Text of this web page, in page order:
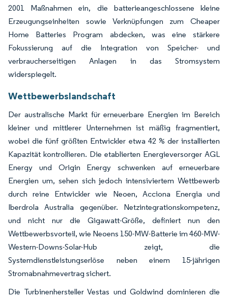
2001 Maßnahmen ein, die batterieangeschlossene kleine
Erzeugungseinheiten sowie Verknüpfungen zum Cheaper
Home Batteries Program abdecken, was eine stärkere
Fokussierung auf die Integration von Speicher- und
verbraucherseitigen Anlagen in das Stromsystem
widerspiegelt.
Wettbewerbslandschaft
Der australische Markt für erneuerbare Energien im Bereich
kleiner und mittlerer Unternehmen ist mäßig fragmentiert,
wobei die fünf größten Entwickler etwa 42 % der installierten
Kapazität kontrollieren. Die etablierten Energieversorger AGL
Energy und Origin Energy schwenken auf erneuerbare
Energien um, sehen sich jedoch intensiviertem Wettbewerb
durch reine Entwickler wie Neoen, Acciona Energia und
Iberdrola Australia gegenüber. Netzintegrationskompetenz,
und nicht nur die Gigawatt-Größe, definiert nun den
Wettbewerbsvorteil, wie Neoens 150-MW-Batterie im 460-MW-
Western-Downs-Solar-Hub zeigt, die
Systemdienstleistungserlöse neben einem 15-jährigen
Stromabnahmevertrag sichert.
Die Turbinenhersteller Vestas und Goldwind dominieren die